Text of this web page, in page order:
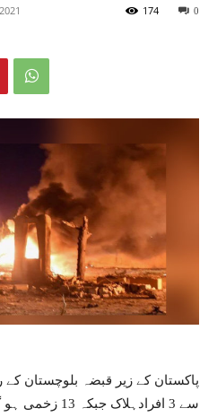
0
174
پاکستان کے زیر قبضہ بلوچستان کے
سے 3 افرادہلاک جبکہ 13 زخمی ہو گئے۔